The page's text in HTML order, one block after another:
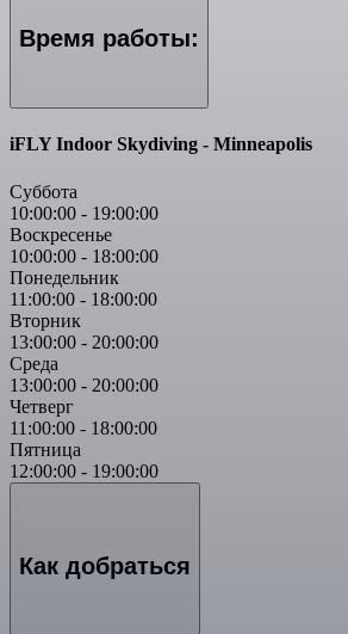
Время работы:
iFLY Indoor Skydiving - Minneapolis
Суббота
10:00:00 - 19:00:00
Воскресенье
10:00:00 - 18:00:00
Понедельник
11:00:00 - 18:00:00
Вторник
13:00:00 - 20:00:00
Среда
13:00:00 - 20:00:00
Четверг
11:00:00 - 18:00:00
Пятница
12:00:00 - 19:00:00
Как добраться